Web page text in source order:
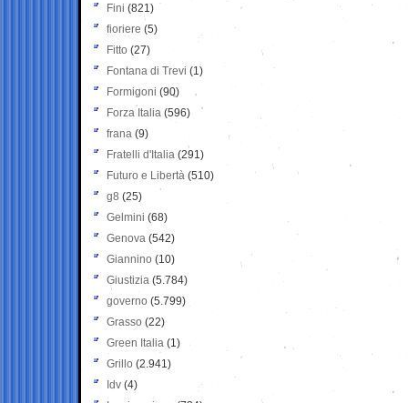
Fini (821)
fioriere (5)
Fitto (27)
Fontana di Trevi (1)
Formigoni (90)
Forza Italia (596)
frana (9)
Fratelli d'Italia (291)
Futuro e Libertà (510)
g8 (25)
Gelmini (68)
Genova (542)
Giannino (10)
Giustizia (5.784)
governo (5.799)
Grasso (22)
Green Italia (1)
Grillo (2.941)
Idv (4)